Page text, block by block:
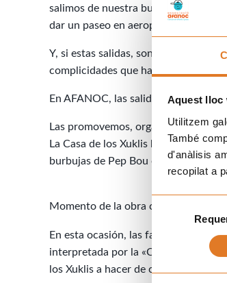
Aquest lloc
Utilitzem
També
d'anàlisis
recopilat a
Selecció
consentiment
salimos de nuestra burbuja y
dar un paseo en aeroplano.
Y, si estas salidas, son con personas
complicidades que hace que no nos
En AFANOC, las salidas con
Las promovemos, organizamos y, si
La Casa de los Xuklis hayamos
burbujas de Pep Bou o, incluso,
Momento de la obra con mensaje
En esta ocasión, las familias han ido
interpretada por la «Cia Hazlo como
los Xuklis a hacer de cuentacuentos.